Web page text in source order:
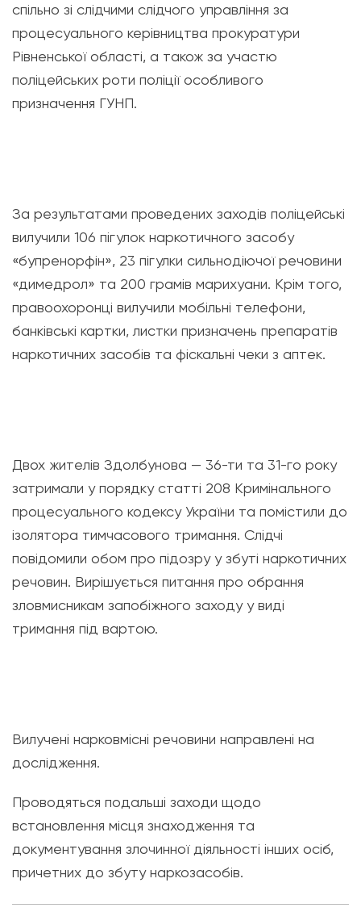
спільно зі слідчими слідчого управління за
процесуального керівництва прокуратури
Рівненської області, а також за участю
поліцейських роти поліції особливого
призначення ГУНП.
За результатами проведених заходів поліцейські
вилучили 106 пігулок наркотичного засобу
«бупренорфін», 23 пігулки сильнодіючої речовини
«димедрол» та 200 грамів марихуани. Крім того,
правоохоронці вилучили мобільні телефони,
банківські картки, листки призначень препаратів
наркотичних засобів та фіскальні чеки з аптек.
Двох жителів Здолбунова — 36-ти та 31-го року
затримали у порядку статті 208 Кримінального
процесуального кодексу України та помістили до
ізолятора тимчасового тримання. Слідчі
повідомили обом про підозру у збуті наркотичних
речовин. Вирішується питання про обрання
зловмисникам запобіжного заходу у виді
тримання під вартою.
Вилучені нарковмісні речовини направлені на
дослідження.
Проводяться подальші заходи щодо
встановлення місця знаходження та
документування злочинної діяльності інших осіб,
причетних до збуту наркозасобів.